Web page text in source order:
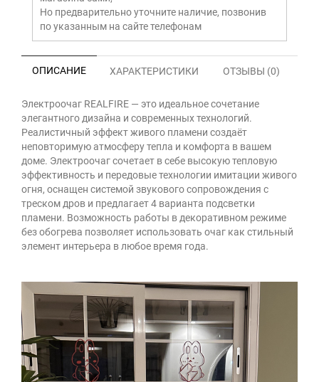
Но предварительно уточните наличие, позвонив
по указанным на сайте телефонам
ОПИСАНИЕ ХАРАКТЕРИСТИКИ ОТЗЫВЫ (0)
Электроочаг REALFIRE — это идеальное сочетание
элегантного дизайна и современных технологий.
Реалистичный эффект живого пламени создаёт
неповторимую атмосферу тепла и комфорта в вашем
доме. Электроочаг сочетает в себе высокую тепловую
эффективность и передовые технологии имитации живого
огня, оснащен системой звукового сопровождения с
треском дров и предлагает 4 варианта подсветки
пламени. Возможность работы в декоративном режиме
без обогрева позволяет использовать очаг как стильный
элемент интерьера в любое время года.